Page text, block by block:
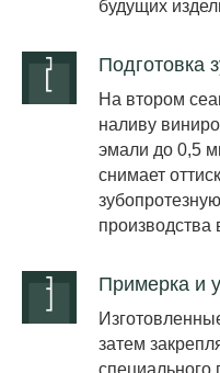
будущих
Подготовка
На втором
наливу
эмали до 0,5
снимает
производства
Примерка и
затем
специального